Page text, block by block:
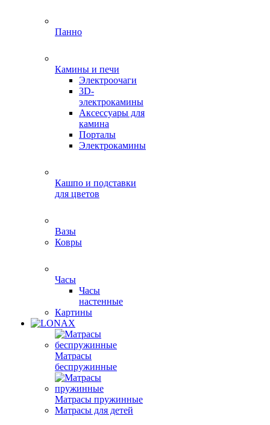
Панно
Камины и печи
Электроочаги
3D-
электрокамины
Аксессуары для
камина
Порталы
Электрокамины
Кашпо и подставки
для цветов
Вазы
Ковры
Часы
Часы
настенные
Картины
Матрасы
беспружинные
Матрасы пружинные
Матрасы для детей